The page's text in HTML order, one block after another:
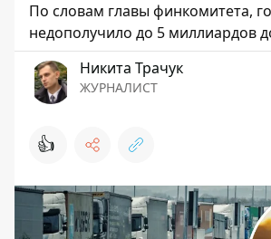
По словам главы финкомитета,
недополучило до 5 миллиардов
Никита Трачук
ЖУРНАЛИСТ
👍